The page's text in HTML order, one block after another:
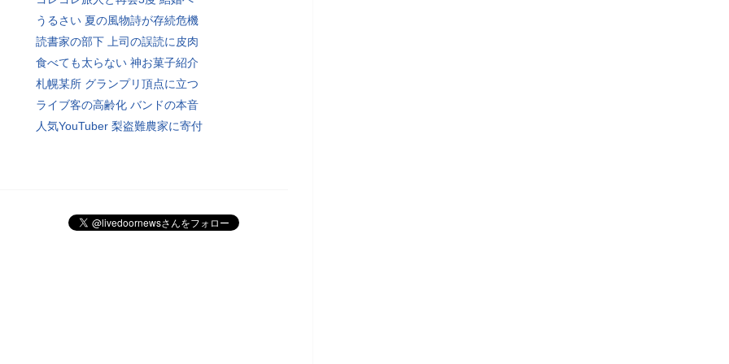
うるさい 夏の風物詩が存続危機
読書家の部下 上司の誤読に皮肉
食べても太らない 神お菓子紹介
札幌某所 グランプリ頂点に立つ
ライブ客の高齢化 バンドの本音
人気YouTuber 梨盗難農家に寄付